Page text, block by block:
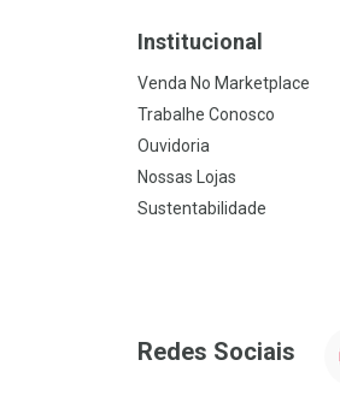
Institucional
Venda No Marketplace
Trabalhe Conosco
Ouvidoria
Nossas Lojas
Sustentabilidade
Redes Sociais